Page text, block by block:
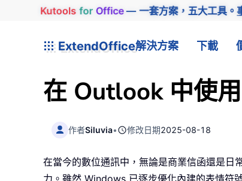
Kutools for Office— 一套方案，五大工具。
ExtendOffice解決方案 下載
在 Outlook 中使
作者Siluvia• 修改日期2025-08-18
在當今的數位通訊中，無論是商業信函還是日